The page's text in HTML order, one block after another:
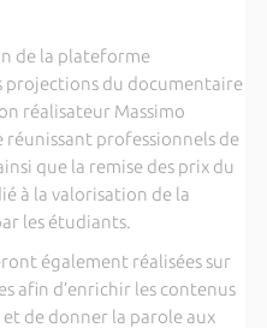
de la plateforme
du documentaire
réalisateur Massimo
professionnels de
que la remise des prix du
à la valorisation de la
les étudiants.
également réalisées sur
afin d’enrichir les contenus
de donner la parole aux